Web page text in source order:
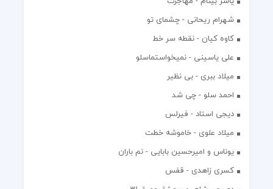
شهرام ریحانی - چشمای تو
کاوه کیان - نقطه سر خط
علی یاسینی - نمیخواستماسلو
میلاد ببری - بی نظیر
احمد سلو - چی شد
دیجی استاد - فیرلس
میلاد علوی - خاموشه خطت
یوناس و امیرحسین بابایی - نم باران
کسری زاهدی - قفس